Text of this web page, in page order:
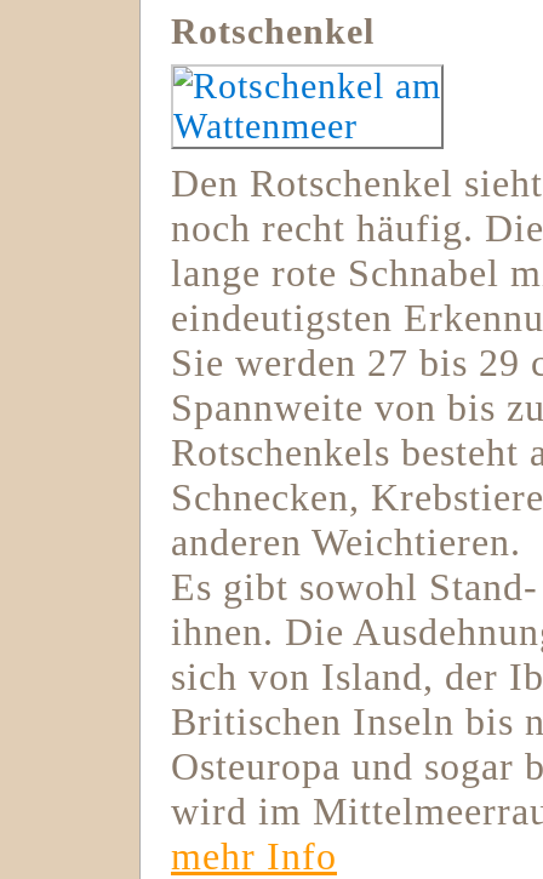
Rotschenkel
Den Rotschenkel
noch recht häufig.
lange rote Schnabel
eindeutigsten
Sie werden 27 bis 29
Spannweite von bis
Rotschenkels besteht
Schnecken,
anderen Weichtieren.
Es gibt sowohl
ihnen. Die
sich von Island, der
Britischen Inseln bis
Osteuropa und
wird im
mehr Info